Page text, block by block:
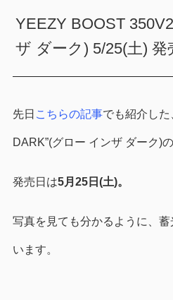
YEEZY BOOST
ザ ダーク) 5/25(土) 発
先日 こちらの記事でも紹介した
DARK”(グロー インザ ダーク)
発売日は5月25日(土)。
写真を見ても分かるように、
います。